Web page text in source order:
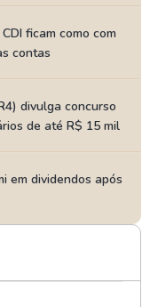
ficam como com
contas
divulga concurso
de até R$ 15 mil
em dividendos após